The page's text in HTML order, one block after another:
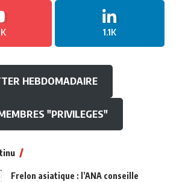
1.1K
HEBDOMADAIRE
"PRIVILEGES"
Frelon asiatique : l’ANA conseille